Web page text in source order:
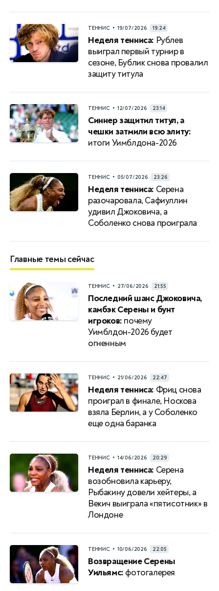
ТЕННИС • 19/07/2026 19:24
Неделя тенниса: Рублев
выиграл первый турнир в
сезоне, Бублик снова провалил
защиту титула
ТЕННИС • 12/07/2026 23:14
Синнер защитил титул, а
чешки затмили всю элиту:
итоги Уимблдона-2026
ТЕННИС • 05/07/2026 23:26
Неделя тенниса: Серена
разочаровала, Сафиуллин
удивил Джоковича, а
Соболенко снова проиграла
Главные темы сейчас
ТЕННИС • 27/06/2026 21:55
Последний шанс Джоковича,
камбэк Серены и бунт
игроков: почему
Уимблдон-2026 будет
огненным
ТЕННИС • 21/06/2026 22:47
Неделя тенниса: Фриц снова
проиграл в финале, Носкова
взяла Берлин, а у Соболенко
еще одна баранка
ТЕННИС • 14/06/2026 20:29
Неделя тенниса: Серена
возобновила карьеру,
Рыбакину довели хейтеры, а
Векич выиграла «пятисотник» в
Лондоне
ТЕННИС • 10/06/2026 22:05
Возвращение Серены
Уильямс: фотогалерея